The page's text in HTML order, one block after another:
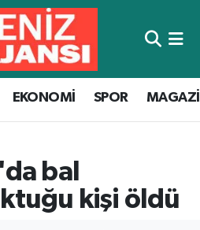
EKONOMİ SPOR
bal
kişi öldü
ve Fikstür